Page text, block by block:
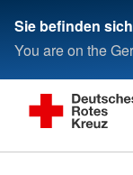
Sie befinden
You are on the